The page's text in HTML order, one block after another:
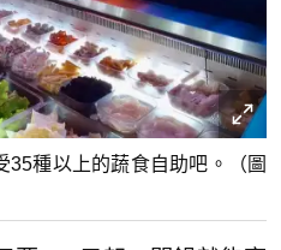
種以上的蔬食自助吧。（圖